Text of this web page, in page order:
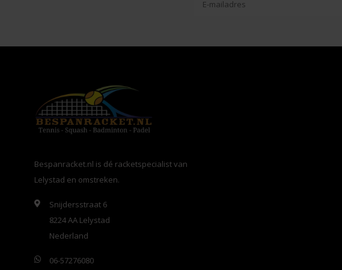
Bespanracket.nl is dé racketspecialist van
Lelystad en omstreken.
Snijdersstraat 6
8224 AA Lelystad
Nederland
06-57276080